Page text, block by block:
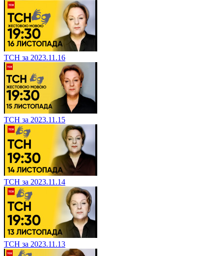
ТСН за 2023.11.16
ТСН за 2023.11.15
ТСН за 2023.11.14
ТСН за 2023.11.13